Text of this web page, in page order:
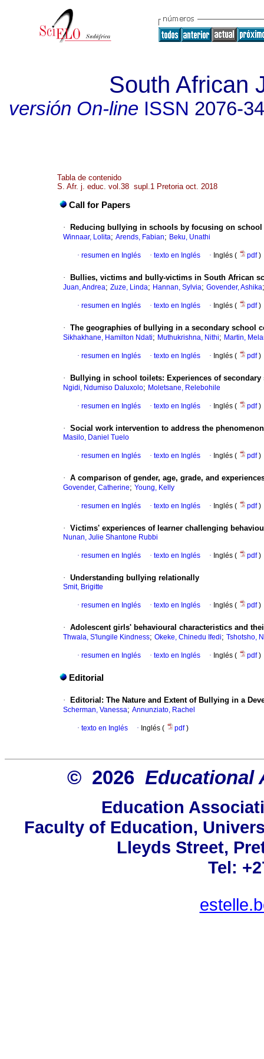
South African
versión On-lineISSN 2076-
Tabla de contenido
S. Afr. j. educ. vol.38 supl.1 Pretoria oct. 2018
Call for Papers
· Reducing bullying in schools by focusing on
Winnaar, Lolita; Arends, Fabian; Beku, Unathi
· resumen en Inglés · texto en Inglés · Inglés ( pdf)
· Bullies, victims and bully-victims in South African
Juan, Andrea; Zuze, Linda; Hannan, Sylvia; Govender, Ashika
· resumen en Inglés · texto en Inglés · Inglés ( pdf)
· The geographies of bullying in a secondary school
Sikhakhane, Hamilton Ndati; Muthukrishna, Nithi; Martin,
· resumen en Inglés · texto en Inglés · Inglés ( pdf)
· Bullying in school toilets: Experiences of
Ngidi, Ndumiso Daluxolo; Moletsane, Relebohile
· resumen en Inglés · texto en Inglés · Inglés ( pdf)
· Social work intervention to address the
Masilo, Daniel Tuelo
· resumen en Inglés · texto en Inglés · Inglés ( pdf)
· A comparison of gender, age, grade, and
Govender, Catherine; Young, Kelly
· resumen en Inglés · texto en Inglés · Inglés ( pdf)
· Victims' experiences of learner challenging
Nunan, Julie Shantone Rubbi
· resumen en Inglés · texto en Inglés · Inglés ( pdf)
· Understanding bullying relationally
Smit, Brigitte
· resumen en Inglés · texto en Inglés · Inglés ( pdf)
· Adolescent girls' behavioural characteristics and
Thwala, S'lungile Kindness; Okeke, Chinedu Ifedi; Tshotsho,
· resumen en Inglés · texto en Inglés · Inglés ( pdf)
Editorial
· Editorial: The Nature and Extent of Bullying in a
Scherman, Vanessa; Annunziato, Rachel
· texto en Inglés · Inglés ( pdf)
© 2026 Educational
Education
Faculty of Education,
Lleyds Street,
Tel: